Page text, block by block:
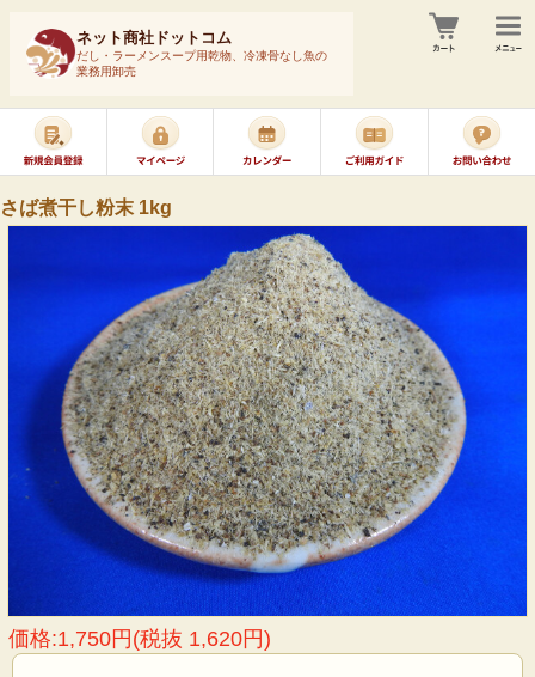
ネット商社ドットコム
だし・ラーメンスープ用乾物、冷凍骨なし魚の
業務用卸売
さば煮干し粉末 1kg
価格:1,750円(税抜 1,620円)